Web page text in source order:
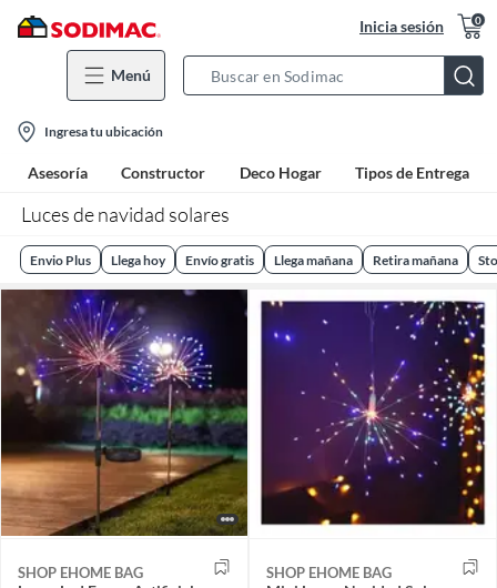
Inicia sesión 0
Menú
Bar
location-
icon
Ingresa tu ubicación
Asesoría Constructor Deco Hogar Tipos de Entrega
Luces de navidad solares
Envio Plus Llega hoy Envío gratis Llega mañana Retira mañana
SHOP EHOME BAG SHOP EHOME BAG